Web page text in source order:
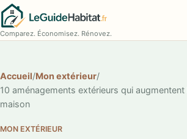
Comparez. Économisez. Rénovez.
Accueil/Mon extérieur/
10 aménagements extérieurs qui augmentent
maison
MON EXTÉRIEUR